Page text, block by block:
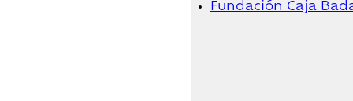
Fundación Caja